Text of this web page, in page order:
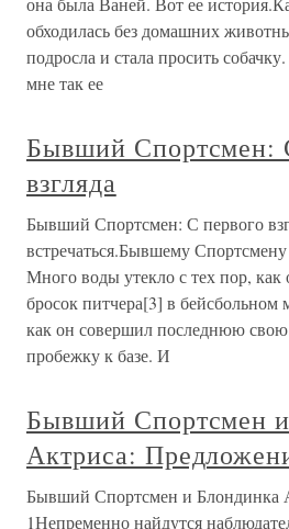
обходилась без домашних
подросла и стала просить
мне так ее
Бывший Спортсмен:
взгляда
Бывший Спортсмен: С первого
встречаться.Бывшему
Много воды утекло с тех пор, как
бросок питчера[3] в бейсбольном
как он совершил последнюю
пробежку к базе. И
Бывший Спортсмен
Актриса:
Бывший Спортсмен и Блондинка
1Непременно найдутся